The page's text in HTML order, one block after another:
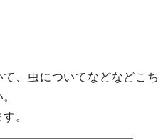
、虫についてなどなどこち
。